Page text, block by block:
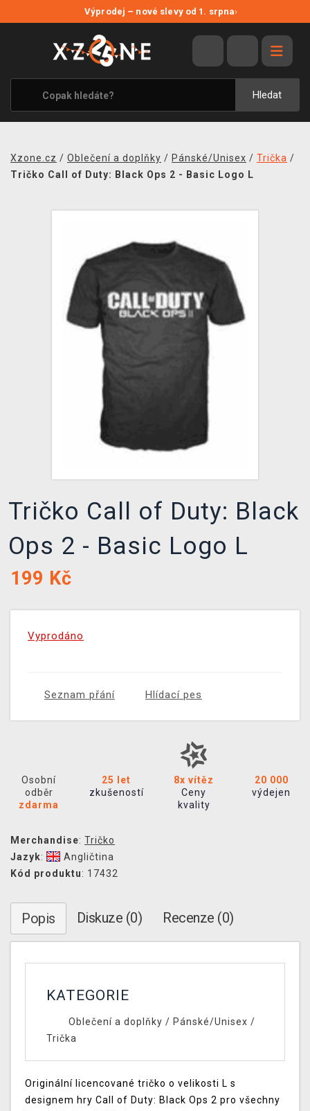
Výprodej – nové slevy od 1. srpna›
Hledat
VÝPRODEJ
VIDEOHRY
XZONE ORIGINALS
TÉMATIKY
MERCHANDISE
PRODEJNY
DOPRAVA
TCG & BOARDGAME HUB
VÝKUP HER (BAZAR)
Xzone.cz / Oblečení a doplňky / Pánské/Unisex / Trička /
Tričko Call of Duty: Black Ops 2 - Basic Logo L
Tričko Call of Duty: Black
Ops 2 - Basic Logo L
199 Kč
Vyprodáno
Seznam přání Hlídací pes
Osobní
odběr
zdarma
25 let
zkušeností
8x vítěz
Ceny
kvality
20 000
výdejen
Merchandise: Tričko
Jazyk:
Angličtina
Kód produktu: 17432
Popis Diskuze (0) Recenze (0)
KATEGORIE
Oblečení a doplňky / Pánské/Unisex /
Trička
Originální licencované tričko o velikosti L s
designem hry Call of Duty: Black Ops 2 pro všechny